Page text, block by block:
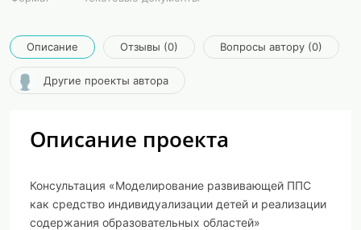
Описание Отзывы (0) Вопросы автору (0)
Другие проекты автора
Описание проекта
Консультация «Моделирование развивающей ППС
как средство индивидуализации детей и реализации
содержания образовательных областей»